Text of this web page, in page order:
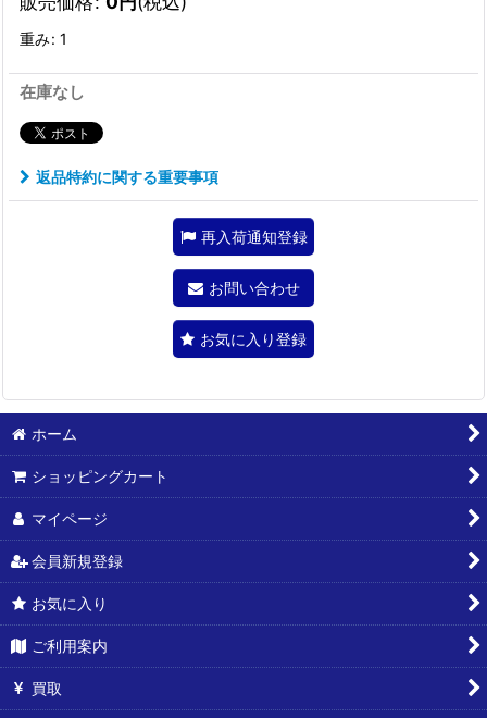
重み: 1
在庫なし
返品特約に関する重要事項
再入荷通知登録
お問い合わせ
お気に入り登録
ホーム
ショッピングカート
マイページ
会員新規登録
お気に入り
ご利用案内
買取